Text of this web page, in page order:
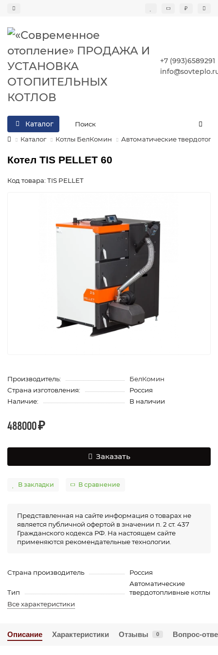
₽
+7 (993)6589291
Каталог
Каталог Котлы БелКомин Автоматические
Котел ТIS PELLET 60
Код товара: ТIS PELLET
Производитель:
БелКомин
Страна изготовления:
Россия
Наличие:
В наличии
488000 ₽
Заказать
В закладки В сравнение
Представленная на сайте информация о товарах не
является публичной офертой в значении п. 2 ст. 437
Гражданского кодекса РФ. На настоящем сайте
применяются рекомендательные технологии.
Страна производитель Россия
Тип
Автоматические
твердотопливные котлы
Все характеристики
Описание Характеристики Отзывы 0 Вопрос-